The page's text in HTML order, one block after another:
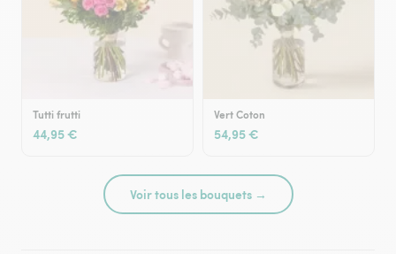
Tutti frutti
44,95 €
Vert Coton
54,95 €
Voir tous les bouquets →